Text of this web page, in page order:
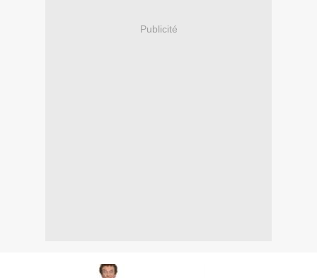
Publicité